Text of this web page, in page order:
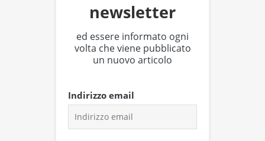
newsletter
ed essere informato ogni
volta che viene pubblicato
un nuovo articolo
Indirizzo email